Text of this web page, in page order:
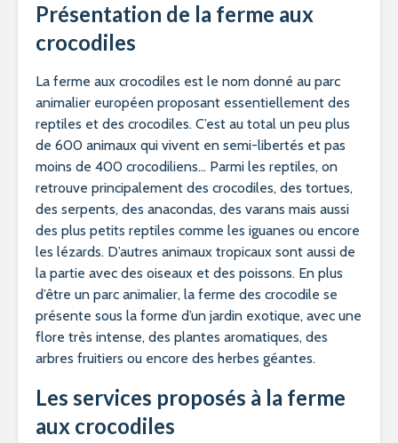
Présentation de la ferme aux
crocodiles
La ferme aux crocodiles est le nom donné au parc
animalier européen proposant essentiellement des
reptiles et des crocodiles. C’est au total un peu plus
de 600 animaux qui vivent en semi-libertés et pas
moins de 400 crocodiliens… Parmi les reptiles, on
retrouve principalement des crocodiles, des tortues,
des serpents, des anacondas, des varans mais aussi
des plus petits reptiles comme les iguanes ou encore
les lézards. D’autres animaux tropicaux sont aussi de
la partie avec des oiseaux et des poissons. En plus
d’être un parc animalier, la ferme des crocodile se
présente sous la forme d’un jardin exotique, avec une
flore très intense, des plantes aromatiques, des
arbres fruitiers ou encore des herbes géantes.
Les services proposés à la ferme
aux crocodiles